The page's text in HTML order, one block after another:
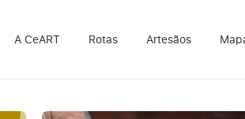
A CeART Rotas Artesãos